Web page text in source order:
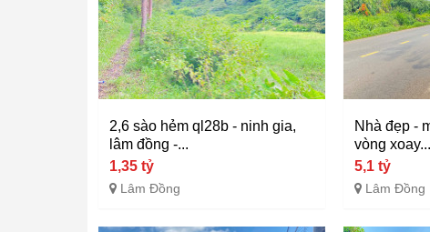
2,6 sào hẻm ql28b - ninh gia,
lâm đồng -...
1,35 tỷ
Lâm Đồng
Nhà đẹp -
vòng xoay...
5,1 tỷ
Lâm Đồng